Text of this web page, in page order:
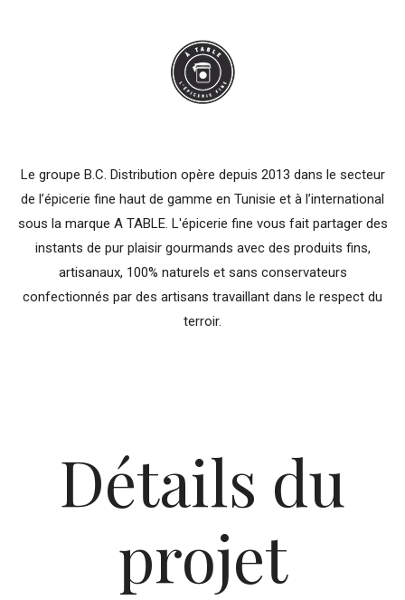
Le groupe B.C. Distribution opère depuis 2013 dans le secteur
de l’épicerie fine haut de gamme en Tunisie et à l’international
sous la marque A TABLE. L'épicerie fine vous fait partager des
instants de pur plaisir gourmands avec des produits fins,
artisanaux, 100% naturels et sans conservateurs
confectionnés par des artisans travaillant dans le respect du
terroir.
Détails du
projet